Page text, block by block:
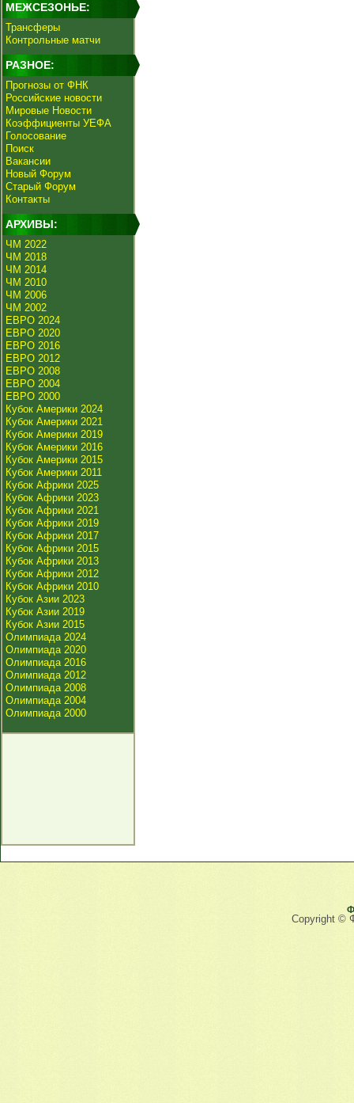
МЕЖСЕЗОНЬЕ:
Трансферы
Контрольные матчи
РАЗНОЕ:
Прогнозы от ФНК
Российские новости
Мировые Новости
Коэффициенты УЕФА
Голосование
Поиск
Вакансии
Новый Форум
Старый Форум
Контакты
АРХИВЫ:
ЧМ 2022
ЧМ 2018
ЧМ 2014
ЧМ 2010
ЧМ 2006
ЧМ 2002
ЕВРО 2024
ЕВРО 2020
ЕВРО 2016
ЕВРО 2012
ЕВРО 2008
ЕВРО 2004
ЕВРО 2000
Кубок Америки 2024
Кубок Америки 2021
Кубок Америки 2019
Кубок Америки 2016
Кубок Америки 2015
Кубок Америки 2011
Кубок Африки 2025
Кубок Африки 2023
Кубок Африки 2021
Кубок Африки 2019
Кубок Африки 2017
Кубок Африки 2015
Кубок Африки 2013
Кубок Африки 2012
Кубок Африки 2010
Кубок Азии 2023
Кубок Азии 2019
Кубок Азии 2015
Олимпиада 2024
Олимпиада 2020
Олимпиада 2016
Олимпиада 2012
Олимпиада 2008
Олимпиада 2004
Олимпиада 2000
Copyright ©